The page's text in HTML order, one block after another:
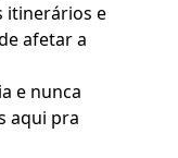
itinerários e
afetar a
e nunca
aqui pra